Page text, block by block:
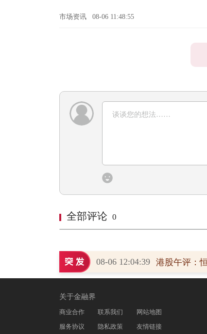
市场资讯 08-06 11:48:55
全部评论 0
关于金融界
商业合作 联系我们
网站地图
服务协议
隐私政策 友情链接
08-06 12:04:39